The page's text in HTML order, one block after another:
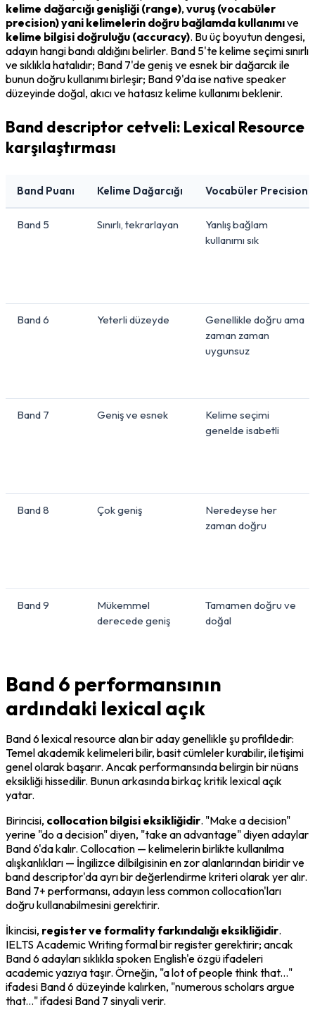
kelime dağarcığı genişliği (range), vuruş (vocabüler
precision) yani kelimelerin doğru bağlamda kullanımı
kelime bilgisi doğruluğu (accuracy). Bu üç boyutun dengesi,
adayın hangi bandı aldığını belirler. Band 5'te kelime seçimi sınırlı
ve sıklıkla hatalıdır; Band 7'de geniş ve esnek bir dağarcık ile
bunun doğru kullanımı birleşir; Band 9'da ise native speaker
düzeyinde doğal, akıcı ve hatasız kelime kullanımı beklenir.
Band descriptor cetveli: Lexical Resource
karşılaştırması
Band Puanı Kelime Dağarcığı Vocabüler Precision
Band 5 Sınırlı, tekrarlayan
Yanlış bağlam
kullanımı sık
Band 6 Yeterli düzeyde
Genellikle doğru ama
zaman zaman
uygunsuz
Band 7 Geniş ve esnek
Kelime seçimi
genelde isabetli
Band 8 Çok geniş
Neredeyse her
zaman doğru
Band 9
Mükemmel
derecede geniş
Tamamen doğru ve
doğal
Band 6 performansının
ardındaki lexical açık
Band 6 lexical resource alan bir aday genellikle şu profildedir:
Temel akademik kelimeleri bilir, basit cümleler kurabilir, iletişimi
genel olarak başarır. Ancak performansında belirgin bir nüans
eksikliği hissedilir. Bunun arkasında birkaç kritik lexical açık
yatar.
Birincisi, collocation bilgisi eksikliğidir. "Make a decision"
yerine "do a decision" diyen, "take an advantage" diyen adaylar
Band 6'da kalır. Collocation — kelimelerin birlikte kullanılma
alışkanlıkları — İngilizce dilbilgisinin en zor alanlarından biridir ve
band descriptor'da ayrı bir değerlendirme kriteri olarak yer alır.
Band 7+ performansı, adayın less common collocation'ları
doğru kullanabilmesini gerektirir.
İkincisi, register ve formality farkındalığı eksikliğidir.
IELTS Academic Writing formal bir register gerektirir; ancak
Band 6 adayları sıklıkla spoken English'e özgü ifadeleri
academic yazıya taşır. Örneğin, "a lot of people think that..."
ifadesi Band 6 düzeyinde kalırken, "numerous scholars argue
that..." ifadesi Band 7 sinyali verir.